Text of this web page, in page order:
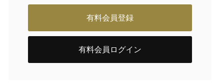
有料会員登録
有料会員ログイン